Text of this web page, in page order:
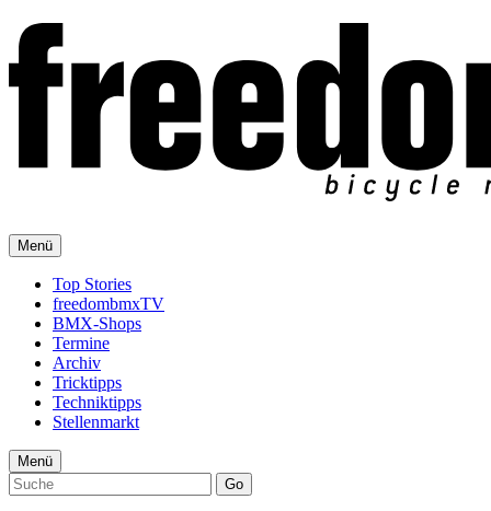
Menü
Top Stories
freedombmxTV
BMX-Shops
Termine
Archiv
Tricktipps
Techniktipps
Stellenmarkt
Menü
Go